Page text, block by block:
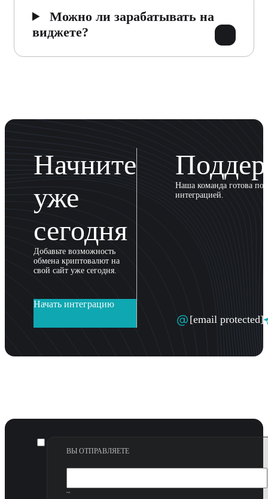
Можно ли зарабатывать на
виджете?
Начните
уже
сегодня
Добавьте возможность
обмена криптовалют на
свой сайт уже сегодня.
Начать интеграцию
Наша команда готова
интеграцией.
[email protected]
ВЫ ОТПРАВЛЯЕТЕ
~